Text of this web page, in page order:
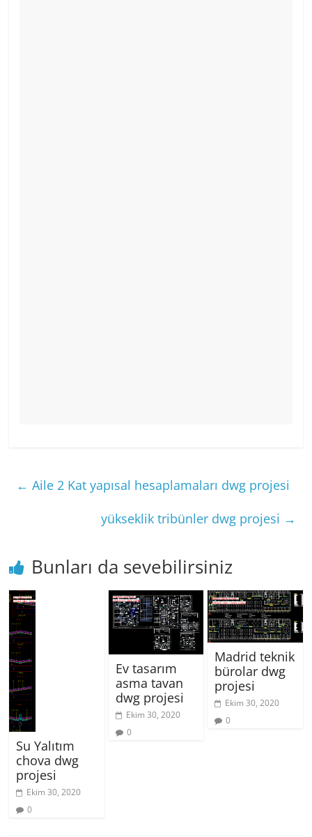
← Aile 2 Kat yapısal hesaplamaları dwg projesi
yükseklik tribünler dwg projesi →
Bunları da sevebilirsiniz
Su Yalıtım
chova dwg
projesi
Ekim 30, 2020
0
Ev tasarım
asma tavan
dwg projesi
Ekim 30, 2020
0
Madrid teknik
bürolar dwg
projesi
Ekim 30, 2020
0